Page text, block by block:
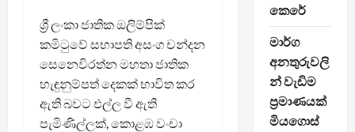
ශ්‍රී ලංකා ජාතික ඔලිම්පික්
කමිටුවේ සභාපති අසංග චන්දන
සෙනෙවිරත්න මහතා ජාතික
හැඳුනුම්පත් දෙකක් භාවිත කර
ඇති බවට එල්ල වී ඇති
පැමිණිල්ලක්, කොළඹ වංචා
කෙරේ
මාර්ග
අනතුරුවලි
න් වැඩිම
ප්‍රමාණයක්
මියගොස්